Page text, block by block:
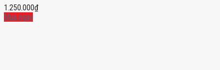
1.250.000₫
Mua ngay